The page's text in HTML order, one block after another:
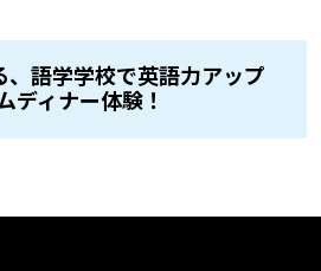
語学学校で英語力アップ
ディナー体験！